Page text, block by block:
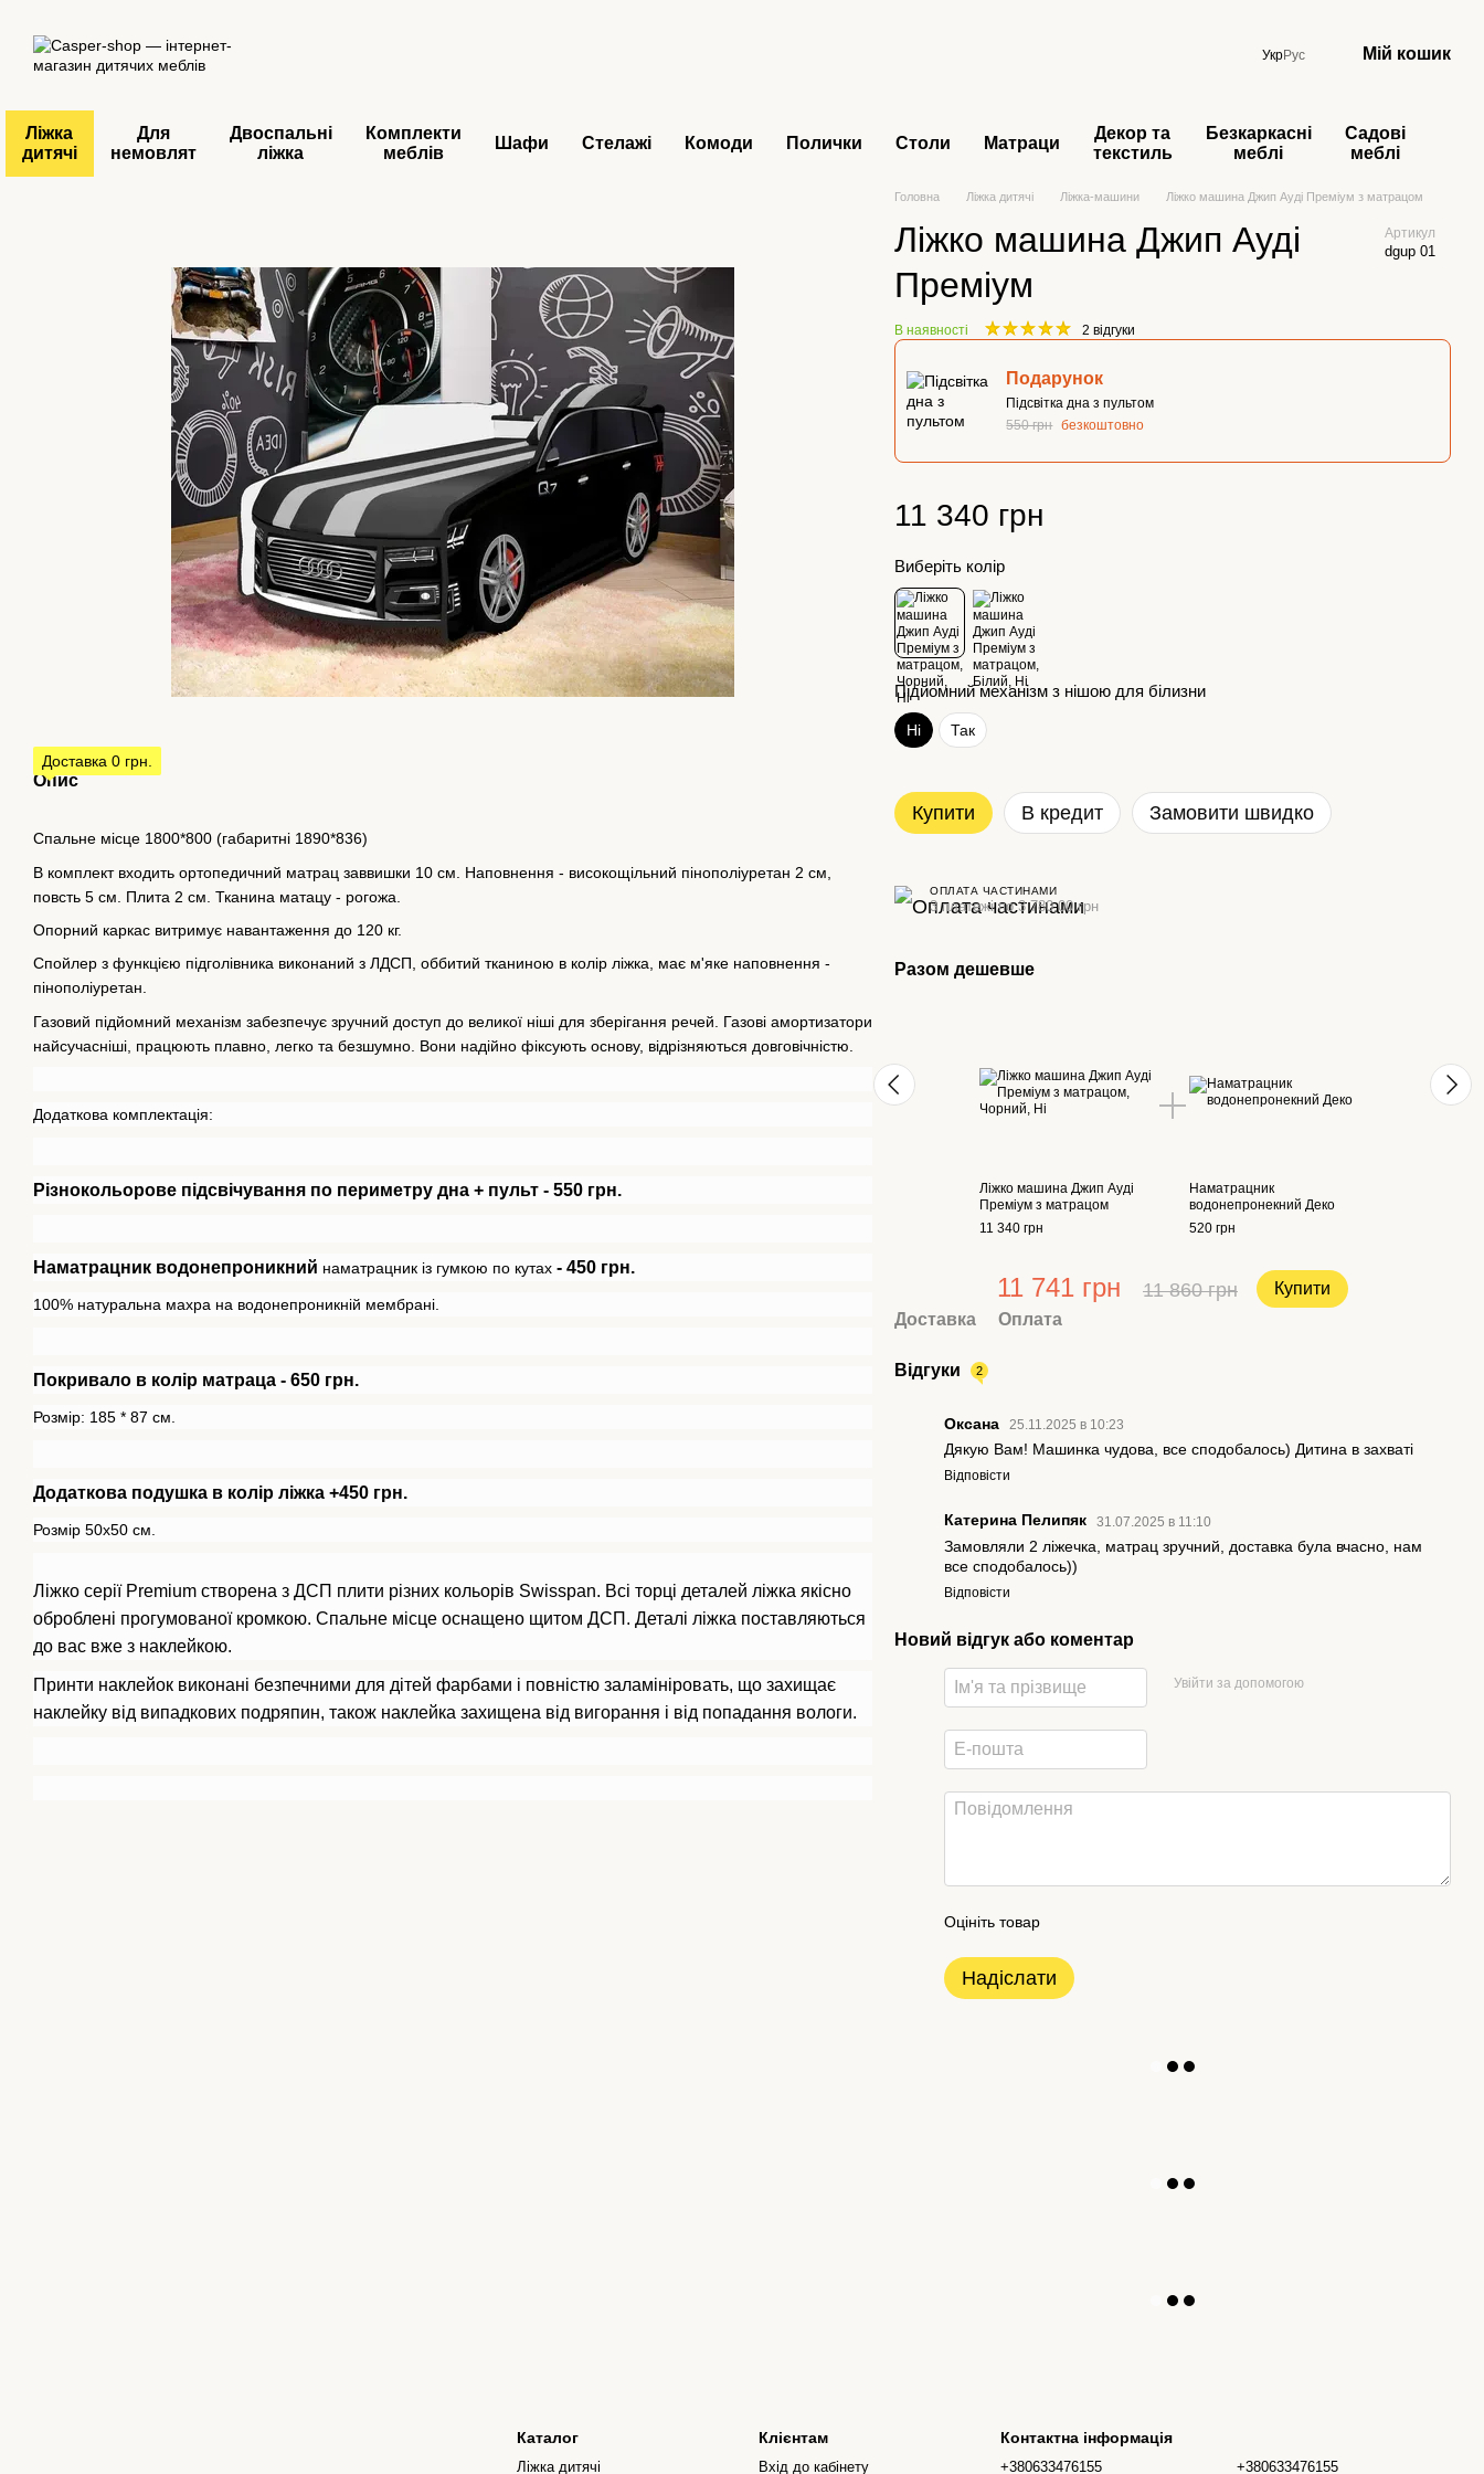
УкрРус Мій кошик
Ліжка
дитячі
Для
немовлят
Двоспальні
ліжка
Комплекти
меблів
Шафи Стелажі Комоди Полички Столи Матраци
Декор та
текстиль
Безкаркасні
меблі
Садові
меблі
Доставка 0 грн.
Опис
Спальне місце 1800*800 (габаритні 1890*836)
В комплект входить ортопедичний матрац заввишки 10 см. Наповнення - високощільний пінополіуретан 2 см,
повсть 5 см. Плита 2 см. Тканина матацу - рогожа.
Опорний каркас витримує навантаження до 120 кг.
Спойлер з функцією підголівника виконаний з ЛДСП, оббитий тканиною в колір ліжка, має м'яке наповнення -
пінополіуретан.
Газовий підйомний механізм забезпечує зручний доступ до великої ніші для зберігання речей. Газові амортизатори
найсучасніші, працюють плавно, легко та безшумно. Вони надійно фіксують основу, відрізняються довговічністю.
Додаткова комплектація:
Різнокольорове підсвічування по периметру дна + пульт - 550 грн.
Наматрацник водонепроникний наматрацник із гумкою по кутах - 450 грн.
100% натуральна махра на водонепроникній мембрані.
Покривало в колір матраца - 650 грн.
Розмір: 185 * 87 см.
Додаткова подушка в колір ліжка +450 грн.
Розмір 50x50 см.
Ліжко серії Premium створена з ДСП плити різних кольорів Swisspan. Всі торці деталей ліжка якісно
оброблені прогумованої кромкою. Спальне місце оснащено щитом ДСП. Деталі ліжка поставляються
до вас вже з наклейкою.
Принти наклейок виконані безпечними для дітей фарбами і повністю заламініровать, що захищає
наклейку від випадкових подряпин, також наклейка захищена від вигорання і від попадання вологи.
Головна Ліжка дитячі Ліжка-машини Ліжко машина Джип Ауді Преміум з матрацом
Ліжко машина Джип Ауді
Преміум
Артикул
dgup 01
В наявності 2 відгуки
Подарунок
Підсвітка дна з пультом
550 грн безкоштовно
11 340 грн
Виберіть колір
Підйомний механізм з нішою для білизни
Ні Так
Купити В кредит Замовити швидко
ОПЛАТА ЧАСТИНАМИ
3 платежі по 3 780.00 грн
Разом дешевше
Ліжко машина Джип Ауді
Преміум з матрацом
11 340 грн
Наматрацник
водонепронекний Деко
520 грн
11 741 грн 11 860 грн Купити
Доставка Оплата
Відгуки 2
Оксана 25.11.2025 в 10:23
Дякую Вам! Машинка чудова, все сподобалось) Дитина в захваті
Відповісти
Катерина Пелипяк 31.07.2025 в 11:10
Замовляли 2 ліжечка, матрац зручний, доставка була вчасно, нам
все сподобалось))
Відповісти
Новий відгук або коментар
Увійти за допомогою
Оцініть товар
Надіслати
Каталог
Ліжка дитячі
Клієнтам
Вхід до кабінету
Контактна інформація
+380633476155 +380633476155